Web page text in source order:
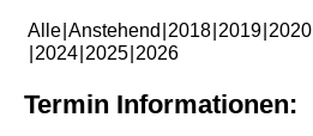
Alle Anstehend 2018 2019 2020
2024 2025 2026
Termin Informationen: